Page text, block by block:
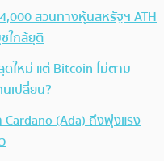
สวนทางหุ้นสหรัฐฯ ATH
ใกล้ยุติ
ใหม่ แต่ Bitcoin ไม่ตาม
เปลี่ยน?
Cardano (Ada) ถึงพุ่งแรง